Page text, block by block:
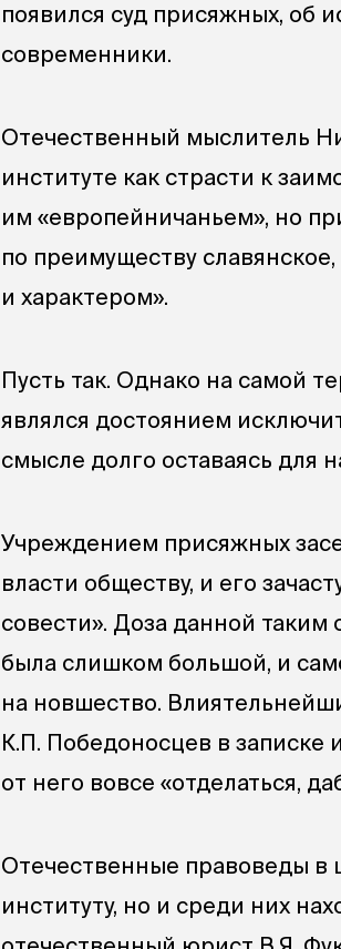
появился суд присяжных, об
современники.
Отечественный мыслитель
институте как страсти к
им «европейничаньем», но
по преимуществу
и характером».
Пусть так. Однако на самой
являлся достоянием
смысле долго оставаясь для
Учреждением присяжных
власти обществу, и его
совести». Доза данной таким
была слишком большой, и
на новшество.
К.П. Победоносцев в записке
от него вовсе «отделаться,
Отечественные правоведы в
институту, но и среди них